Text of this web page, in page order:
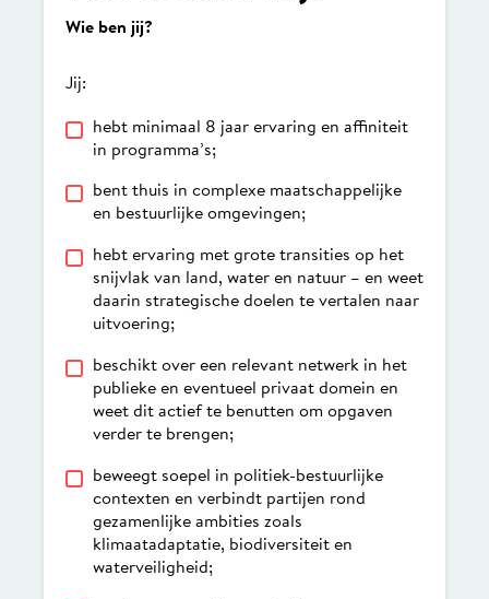
Wie ben jij?
Jij:
hebt minimaal 8 jaar ervaring en affiniteit
in programma’s;
bent thuis in complexe maatschappelijke
en bestuurlijke omgevingen;
hebt ervaring met grote transities op het
snijvlak van land, water en natuur – en weet
daarin strategische doelen te vertalen naar
uitvoering;
beschikt over een relevant netwerk in het
publieke en eventueel privaat domein en
weet dit actief te benutten om opgaven
verder te brengen;
beweegt soepel in politiek-bestuurlijke
contexten en verbindt partijen rond
gezamenlijke ambities zoals
klimaatadaptatie, biodiversiteit en
waterveiligheid;